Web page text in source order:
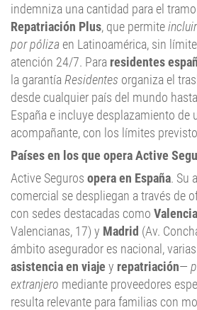
indemniza una cantidad para el
Repatriación Plus, que permite
por póliza en Latinoamérica, sin
atención 24/7. Para residentes
la garantía Residentes organiza el
desde cualquier país del mundo
España e incluye desplazamiento de
acompañante, con los límites
Países en los que opera Active
Active Seguros opera en España. Su
comercial se despliegan a través de
con sedes destacadas como Valencia
Valencianas, 17) y Madrid (Av.
ámbito asegurador es nacional,
asistencia en viaje y repatriación—
extranjero mediante proveedores
resulta relevante para familias con